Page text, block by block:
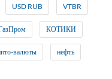
USD RUB VTBR
КОТИКИ
валюты нефть